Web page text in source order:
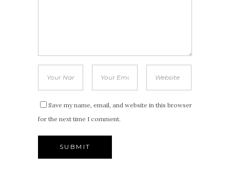
Save my name, email, and website in this browser
for the next time I comment.